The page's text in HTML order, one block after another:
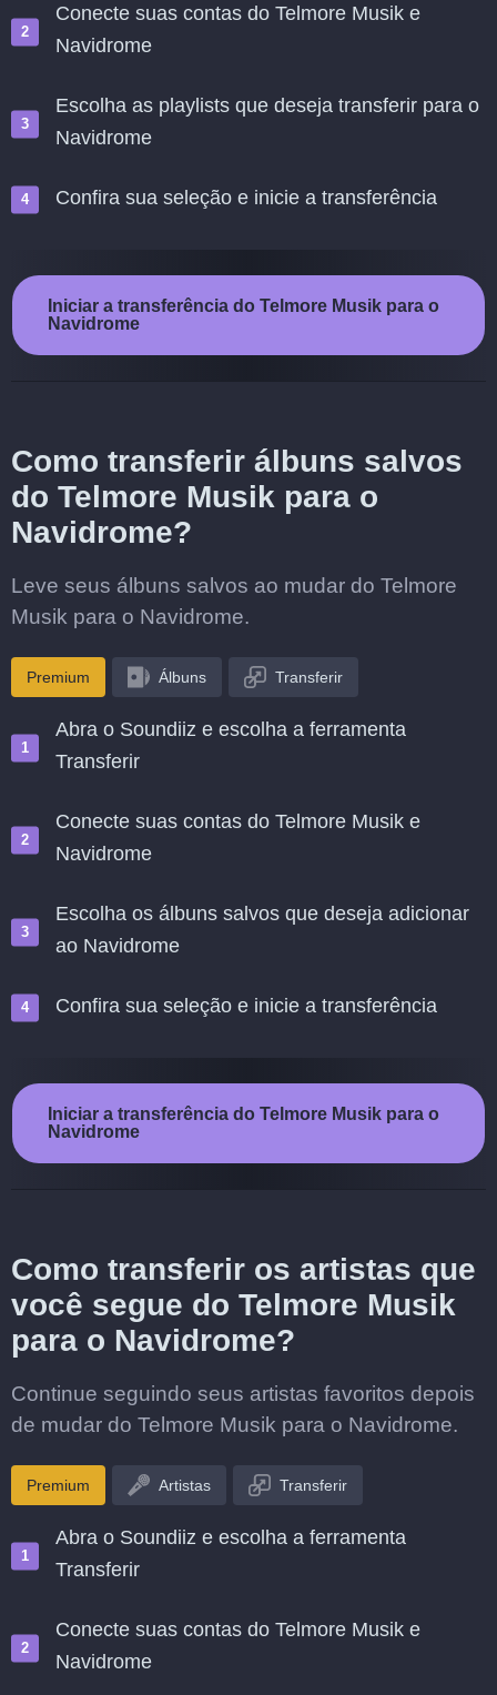
Conecte suas contas do Telmore Musik e
Navidrome
Escolha as playlists que deseja transferir para o
Navidrome
Confira sua seleção e inicie a transferência
Iniciar a transferência do Telmore Musik para o
Navidrome
Como transferir álbuns salvos
do Telmore Musik para o
Navidrome?
Leve seus álbuns salvos ao mudar do Telmore
Musik para o Navidrome.
Premium Álbuns Transferir
Abra o Soundiiz e escolha a ferramenta
Transferir
Conecte suas contas do Telmore Musik e
Navidrome
Escolha os álbuns salvos que deseja adicionar
ao Navidrome
Confira sua seleção e inicie a transferência
Iniciar a transferência do Telmore Musik para o
Navidrome
Como transferir os artistas que
você segue do Telmore Musik
para o Navidrome?
Continue seguindo seus artistas favoritos depois
de mudar do Telmore Musik para o Navidrome.
Premium Artistas Transferir
Abra o Soundiiz e escolha a ferramenta
Transferir
Conecte suas contas do Telmore Musik e
Navidrome